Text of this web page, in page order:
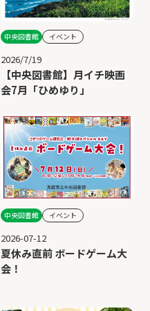
中央図書館 イベント
2026/7/19
【中央図書館】月イチ映画
会7月「ひめゆり」
中央図書館 イベント
2026-07-12
夏休み直前 ボードゲーム大
会！